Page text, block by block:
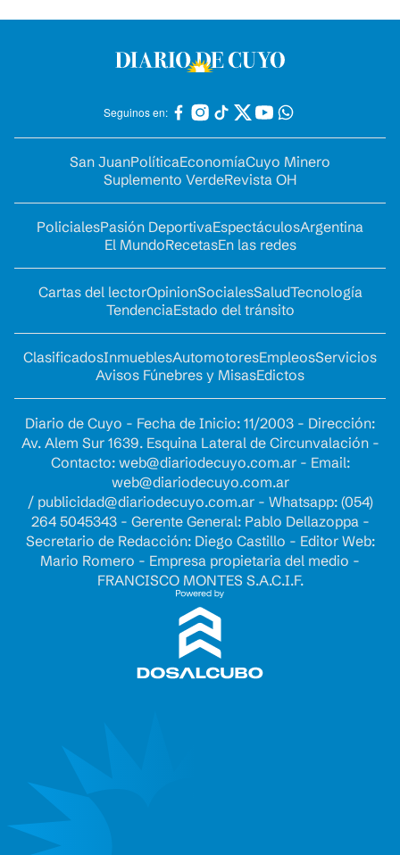
Seguinos en:
San JuanPolíticaEconomíaCuyo Minero
Suplemento VerdeRevista OH
PolicialesPasión DeportivaEspectáculosArgentina
El MundoRecetasEn las redes
Cartas del lectorOpinionSocialesSaludTecnología
TendenciaEstado del tránsito
ClasificadosInmueblesAutomotoresEmpleosServicios
Avisos Fúnebres y MisasEdictos
Diario de Cuyo - Fecha de Inicio: 11/2003 - Dirección:
Av. Alem Sur 1639. Esquina Lateral de Circunvalación -
Contacto: web@diariodecuyo.com.ar- Email:
web@diariodecuyo.com.ar
/ publicidad@diariodecuyo.com.ar- Whatsapp: (054)
264 5045343 - Gerente General: Pablo Dellazoppa -
Secretario de Redacción: Diego Castillo - Editor Web:
Mario Romero - Empresa propietaria del medio -
FRANCISCO MONTES S.A.C.I.F.